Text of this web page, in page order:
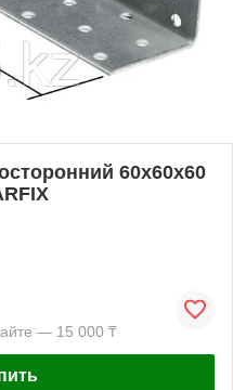
60х60х60
— 15 000 ₸